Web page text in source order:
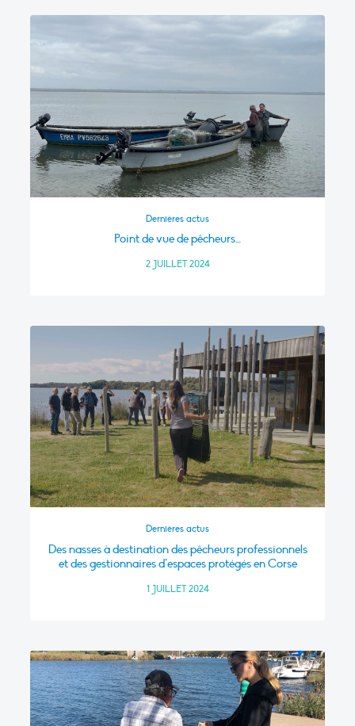
Dernières actus
Point de vue de pêcheurs…
2 JUILLET 2024
Dernières actus
Des nasses à destination des pêcheurs professionnels
et des gestionnaires d’espaces protégés en Corse
1 JUILLET 2024